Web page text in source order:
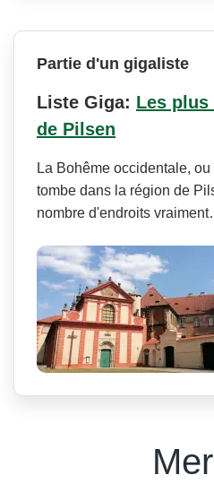
Partie d'un gigaliste
Liste Giga: Les plus
de Pilsen
La Bohême occidentale,
tombe dans la région de
nombre d'endroits